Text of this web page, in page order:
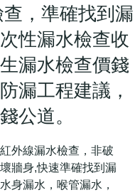
，準確找到漏
性漏水檢查收
漏水檢查價錢
漏工程建議，
公道。
高為 5 顆星）。
外線漏水檢查，非破
牆身,快速準確找到漏
身漏水，喉管漏水，